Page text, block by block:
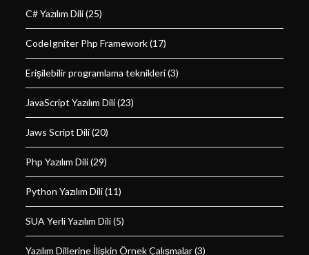
C# Yazılım Dili(25)
CodeIgniter Php Framework(17)
Erişilebilir programlama teknikleri(3)
JavaScript Yazılım Dili(23)
Jaws Script Dili(20)
Php Yazılım Dili(29)
Python Yazılım Dili(11)
SUA Yerli Yazılım Dili(5)
Yazılım Dillerine İlişkin Örnek Çalışmalar(3)